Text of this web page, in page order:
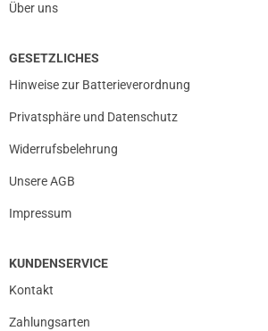
Über uns
GESETZLICHES
Hinweise zur Batterieverordnung
Privatsphäre und Datenschutz
Widerrufsbelehrung
Unsere AGB
Impressum
KUNDENSERVICE
Kontakt
Zahlungsarten